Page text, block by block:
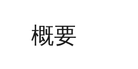
概要